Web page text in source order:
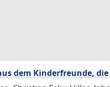
dem Kinderfreunde,